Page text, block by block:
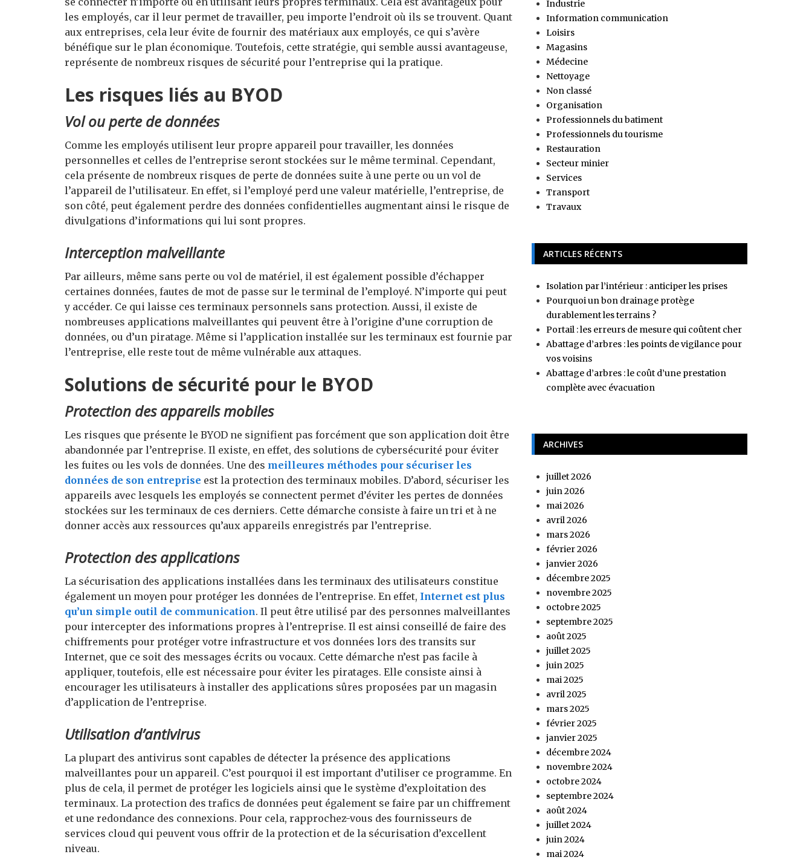
les employés, car il leur permet de travailler, peu importe l’endroit où ils se trouvent. Quant
aux entreprises, cela leur évite de fournir des matériaux aux employés, ce qui s’avère
bénéfique sur le plan économique. Toutefois, cette stratégie, qui semble aussi avantageuse,
représente de nombreux risques de sécurité pour l’entreprise qui la pratique.
Les risques liés au BYOD
Vol ou perte de données
Comme les employés utilisent leur propre appareil pour travailler, les données
personnelles et celles de l’entreprise seront stockées sur le même terminal. Cependant,
cela présente de nombreux risques de perte de données suite à une perte ou un vol de
l’appareil de l’utilisateur. En effet, si l’employé perd une valeur matérielle, l’entreprise, de
son côté, peut également perdre des données confidentielles augmentant ainsi le risque de
divulgations d’informations qui lui sont propres.
Interception malveillante
Par ailleurs, même sans perte ou vol de matériel, il est également possible d’échapper
certaines données, fautes de mot de passe sur le terminal de l’employé. N’importe qui peut
y accéder. Ce qui laisse ces terminaux personnels sans protection. Aussi, il existe de
nombreuses applications malveillantes qui peuvent être à l’origine d’une corruption de
données, ou d’un piratage. Même si l’application installée sur les terminaux est fournie par
l’entreprise, elle reste tout de même vulnérable aux attaques.
Solutions de sécurité pour le BYOD
Protection des appareils mobiles
Les risques que présente le BYOD ne signifient pas forcément que son application doit être
abandonnée par l’entreprise. Il existe, en effet, des solutions de cybersécurité pour éviter
les fuites ou les vols de données. Une des meilleures méthodes pour sécuriser les
données de son entreprise est la protection des terminaux mobiles. D’abord, sécuriser les
appareils avec lesquels les employés se connectent permet d’éviter les pertes de données
stockées sur les terminaux de ces derniers. Cette démarche consiste à faire un tri et à ne
donner accès aux ressources qu’aux appareils enregistrés par l’entreprise.
Protection des applications
La sécurisation des applications installées dans les terminaux des utilisateurs constitue
également un moyen pour protéger les données de l’entreprise. En effet, Internet est plus
qu’un simple outil de communication. Il peut être utilisé par des personnes malveillantes
pour intercepter des informations propres à l’entreprise. Il est ainsi conseillé de faire des
chiffrements pour protéger votre infrastructure et vos données lors des transits sur
Internet, que ce soit des messages écrits ou vocaux. Cette démarche n’est pas facile à
appliquer, toutefois, elle est nécessaire pour éviter les piratages. Elle consiste ainsi à
encourager les utilisateurs à installer des applications sûres proposées par un magasin
d’application de l’entreprise.
Utilisation d’antivirus
La plupart des antivirus sont capables de détecter la présence des applications
malveillantes pour un appareil. C’est pourquoi il est important d’utiliser ce programme. En
plus de cela, il permet de protéger les logiciels ainsi que le système d’exploitation des
terminaux. La protection des trafics de données peut également se faire par un chiffrement
et une redondance des connexions. Pour cela, rapprochez-vous des fournisseurs de
services cloud qui peuvent vous offrir de la protection et de la sécurisation d’excellent
niveau.
Industrie
Information communication
Loisirs
Magasins
Médecine
Nettoyage
Non classé
Organisation
Professionnels du batiment
Professionnels du tourisme
Restauration
Secteur minier
Services
Transport
Travaux
ARTICLES RÉCENTS
Isolation par l’intérieur : anticiper les prises
Pourquoi un bon drainage protège
durablement les terrains ?
Portail : les erreurs de mesure qui coûtent cher
Abattage d’arbres : les points de vigilance pour
vos voisins
Abattage d’arbres : le coût d’une prestation
complète avec évacuation
ARCHIVES
juillet 2026
juin 2026
mai 2026
avril 2026
mars 2026
février 2026
janvier 2026
décembre 2025
novembre 2025
octobre 2025
septembre 2025
août 2025
juillet 2025
juin 2025
mai 2025
avril 2025
mars 2025
février 2025
janvier 2025
décembre 2024
novembre 2024
octobre 2024
septembre 2024
août 2024
juillet 2024
juin 2024
mai 2024